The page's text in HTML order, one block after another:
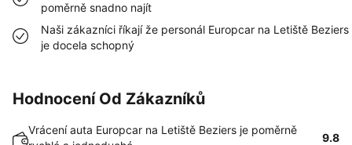
poměrně snadno najít
Naši zákazníci říkají že personál Europcar na Letiště Beziers
je docela schopný
Hodnocení Od Zákazníků
Vrácení auta Europcar na Letiště Beziers je poměrně
9.8